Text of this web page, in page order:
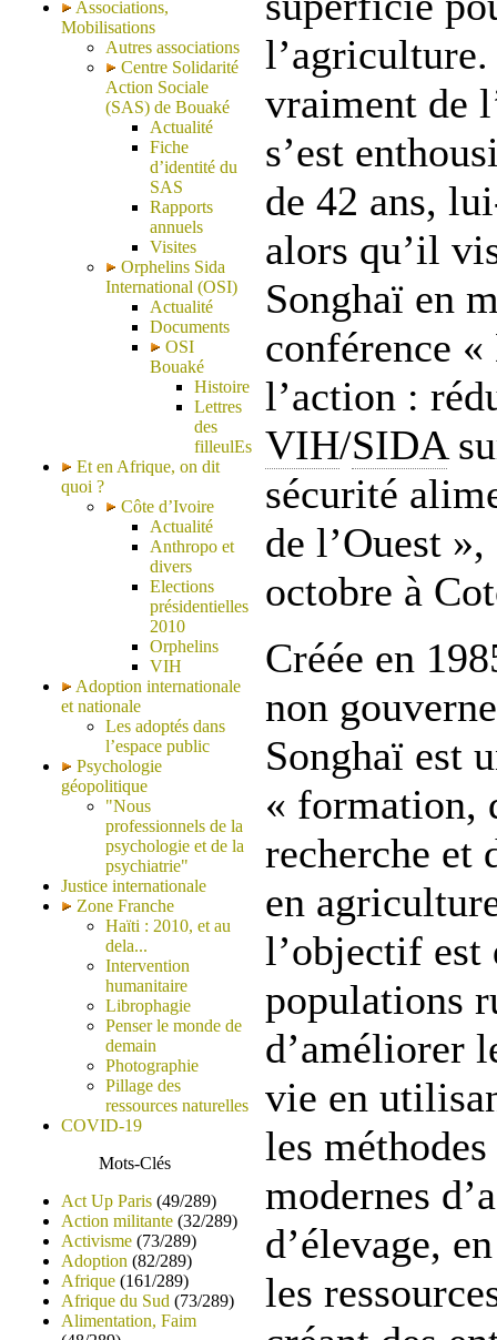
Associations,
Mobilisations
Autres associations
Centre Solidarité
Action Sociale
(SAS) de Bouaké
Actualité
Fiche
d’identité du
SAS
Rapports
annuels
Visites
Orphelins Sida
International (OSI)
Actualité
Documents
OSI
Bouaké
Histoire
Lettres
des
filleulEs
Et en Afrique, on dit
quoi ?
Côte d’Ivoire
Actualité
Anthropo et
divers
Elections
présidentielles
2010
Orphelins
VIH
Adoption internationale
et nationale
Les adoptés dans
l’espace public
Psychologie
géopolitique
"Nous
professionnels de la
psychologie et de la
psychiatrie"
Justice internationale
Zone Franche
Haïti : 2010, et au
dela...
Intervention
humanitaire
Librophagie
Penser le monde de
demain
Photographie
Pillage des
ressources naturelles
COVID-19
Mots-Clés
Act Up Paris (49/289)
Action militante (32/289)
Activisme (73/289)
Adoption (82/289)
Afrique (161/289)
Afrique du Sud (73/289)
Alimentation, Faim
vraiment de
s’est
de 42 ans,
alors qu’il
Songhaï en
conférence
l’action :
VIH/SIDA
sécurité
de l’Ouest
octobre à
Créée en
non
Songhaï est
« formation,
recherche et
en
l’objectif est
populations
d’améliorer
vie en
les
modernes
d’élevage,
les